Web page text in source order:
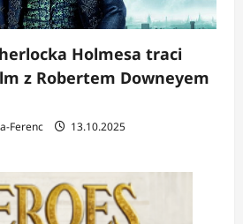
Holmesa traci
z Robertem Downeyem
Ferenc 13.10.2025